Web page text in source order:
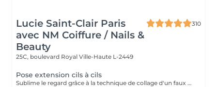
Lucie Saint-Clair Paris
avec NM Coiffure / Nails &
Beauty
310
25C, boulevard Royal Ville-Haute L-2449
Pose extension cils à cils
Sublime le regard grâce à la technique de collage d'un faux cil sur chacun de vos cils naturels. Cette technique permet d'avoir un effet mascara sur mesure.